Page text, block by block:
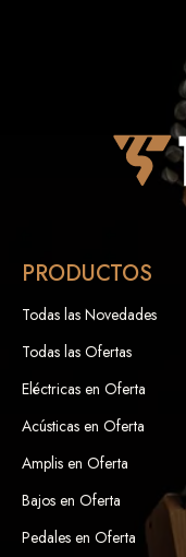
PRODUCTOS
Todas las Novedades
Todas las Ofertas
Eléctricas en Oferta
Acústicas en Oferta
Amplis en Oferta
Bajos en Oferta
Pedales en Oferta